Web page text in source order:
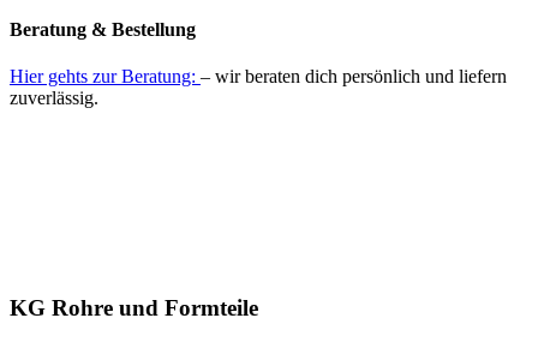
Beratung & Bestellung
Hier gehts zur Beratung: – wir beraten dich persönlich und liefern
zuverlässig.
KG Rohre und Formteile